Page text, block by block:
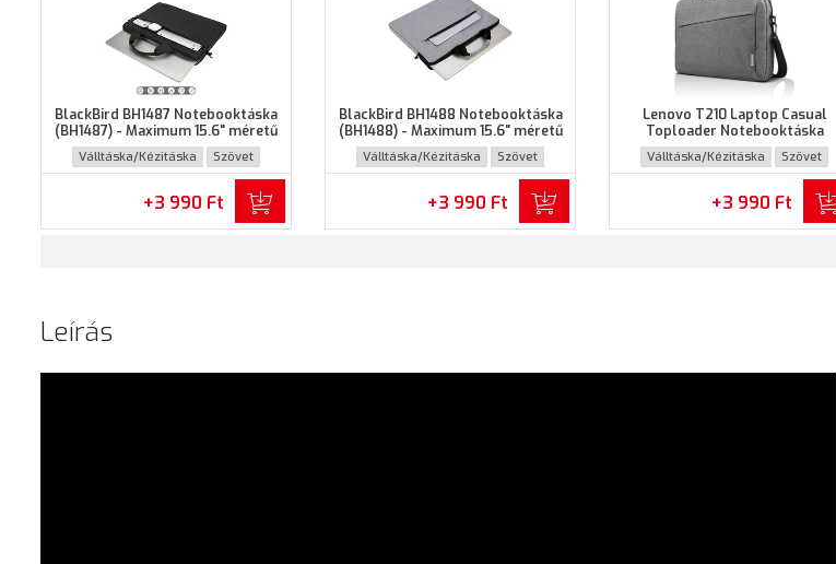
BlackBird BH1487 Notebooktáska
(BH1487) - Maximum 15.6" méretű
notebookokhoz - Fekete színben
Válltáska/Kézitáska Szövet
+3 990 Ft
BlackBird BH1488 Notebooktáska
(BH1488) - Maximum 15.6" méretű
notebookokhoz - Szürke színben
Válltáska/Kézitáska Szövet
+3 990 Ft
Lenovo T210 Laptop Casual
Toploader Notebooktáska
(GX40Q17231) - Maximum 15.6"
méretű notebookokhoz - Szürke
színben
Válltáska/Kézitáska Szövet
+3 990 Ft
Leírás